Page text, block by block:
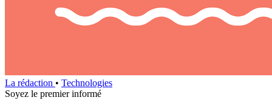
La rédaction • Technologies
Soyez le premier informé